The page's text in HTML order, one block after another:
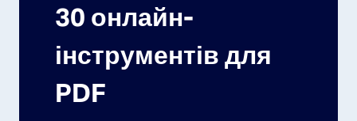
30 онлайн-
інструментів для
PDF